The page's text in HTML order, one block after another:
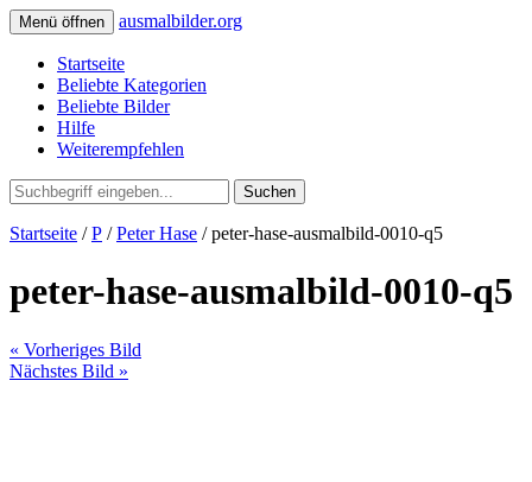
Menü öffnen ausmalbilder.org
Startseite
Beliebte Kategorien
Beliebte Bilder
Hilfe
Weiterempfehlen
Suchen
Startseite /P /Peter Hase / peter-hase-ausmalbild-0010-q5
peter-hase-ausmalbild-0010-q5
« Vorheriges Bild
Nächstes Bild »